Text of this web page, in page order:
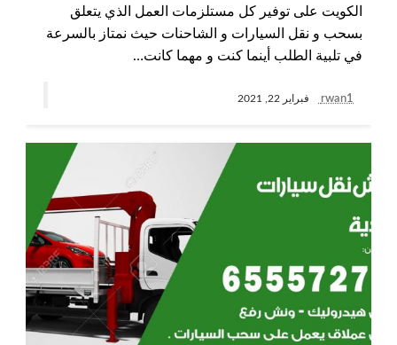
الكويت على توفير كل مستلزمات العمل الذي يتعلق
بسحب و نقل السيارات و الشاحنات حيث نمتاز بالسرعة
في تلبية الطلب أينما كنت و مهما كانت…
rwan1 فبراير 22, 2021